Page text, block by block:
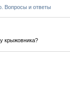
Вопросы и ответы
крыжовника?